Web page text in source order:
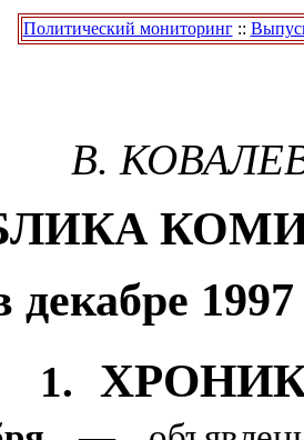
Политический мониторинг::
В.
декабре 1997
1.